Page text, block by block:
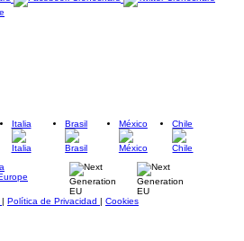
Italia Brasil México Chile
| Política de Privacidad | Cookies